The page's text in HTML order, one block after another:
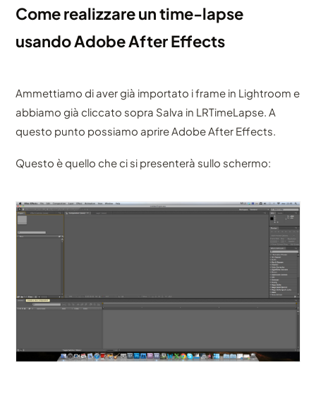
Come realizzare un time-lapse
usando Adobe After Effects
Ammettiamo di aver già importato i frame in Lightroom e
abbiamo già cliccato sopra Salva in LRTimeLapse. A
questo punto possiamo aprire Adobe After Effects.
Questo è quello che ci si presenterà sullo schermo: